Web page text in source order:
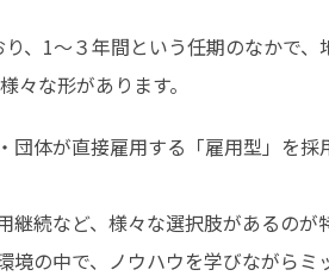
、1～３年間という任期のなかで
々な形があります。
体が直接雇用する「雇用型」を
続など、様々な選択肢があるのが
境の中で、ノウハウを学びながら